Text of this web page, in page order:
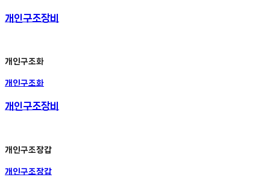
개인구조장비
개인구조화
개인구조화
개인구조장비
개인구조장갑
개인구조장갑